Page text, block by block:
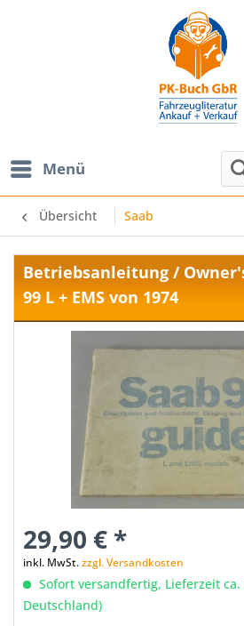
Menü
Übersicht Saab
Betriebsanleitung /
99 L + EMS von 1974
29,90 € *
inkl. MwSt.zzgl. Versandkosten
Sofort versandfertig, Lieferzeit ca.
Deutschland)